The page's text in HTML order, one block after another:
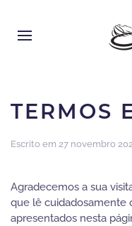
TERMOS
Escrito em 27 novembro
Agradecemos a sua
que lê cuidadosamente
apresentados nesta